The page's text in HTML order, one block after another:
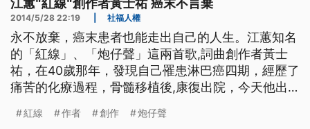
江蕙"紅線"創作者黃士祐 癌末不言棄
2014/5/28 22:19 社福人權
永不放棄，癌末患者也能走出自己的人生。江蕙知名
的「紅線」、「炮仔聲」這兩首歌,詞曲創作者黃士
祐，在40歲那年，發現自己罹患淋巴癌四期，經歷了
痛苦的化療過程，骨髓移植後,康復出院，今天他出
人心。 清唱江蕙膾炙人口的「紅線」，抗癌成功的
紅線 作者 創作 炮仔聲